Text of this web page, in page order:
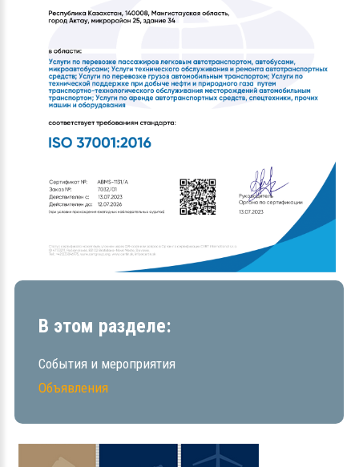
В этом разделе:
События и мероприятия
Объявления